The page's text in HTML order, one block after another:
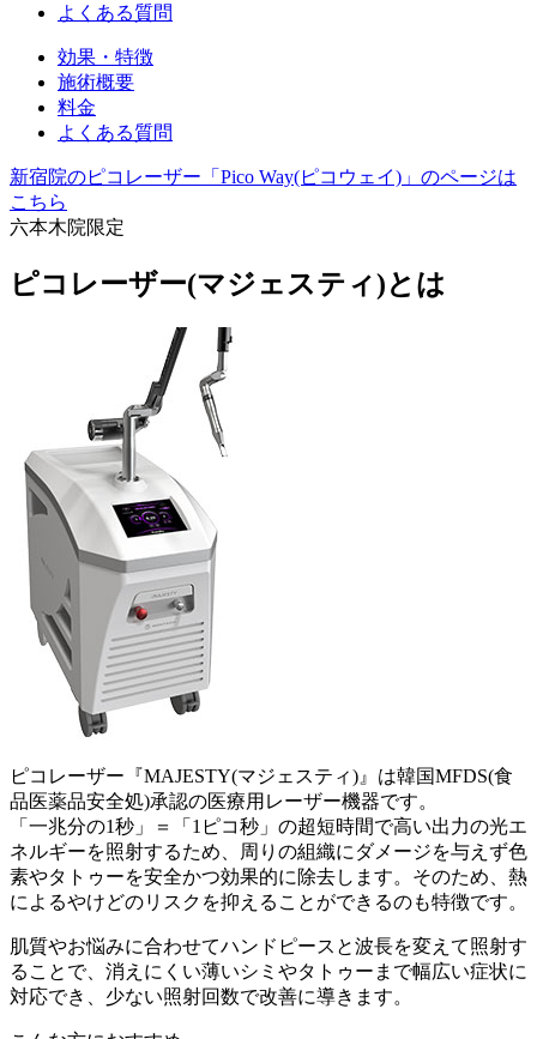
よくある質問
効果・特徴
施術概要
料金
よくある質問
新宿院のピコレーザー「Pico Way(ピコウェイ)」のページは
こちら
六本木院限定
ピコレーザー(マジェスティ)とは
ピコレーザー『MAJESTY(マジェスティ)』は韓国MFDS(食
品医薬品安全処)承認の医療用レーザー機器です。
「一兆分の1秒」＝「1ピコ秒」の超短時間で高い出力の光エ
ネルギーを照射するため、
周りの組織にダメージを与えず色
素やタトゥーを安全かつ効果的に除去します。そのため、 熱
によるやけどのリスクを抑えることができるのも特徴です。
肌質やお悩みに合わせてハンドピースと波長を変えて照射す
ることで、消えにくい薄いシミやタトゥーまで幅広い症状に
対応でき、少ない照射回数で改善に導きます。